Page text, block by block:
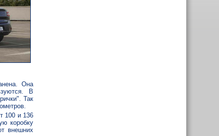
Она
В
Так
100 и 136
коробку
внешних